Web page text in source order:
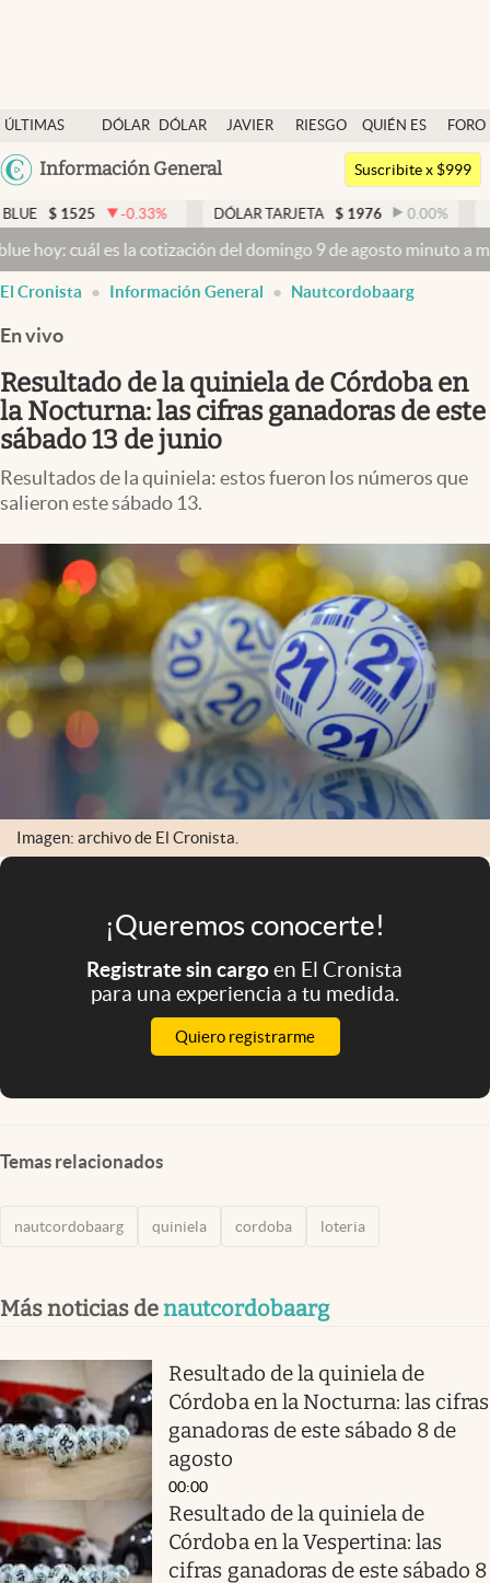
ÚLTIMAS
NOTICIAS
DÓLAR
DÓLAR
JAVIER
RIESGO
QUIÉN ES
QUIÉN
FORO
Argentina
México
Colombia
Información General
Dólar
Members
Economía y Política
Finanzas y Mercados
Mercados Online
Negocios
Columnistas
Otras secciones
Infotechnology
Clase
Clima
Mundial 2026
Eventos Corporativos
El Cronista Studio
abre en nueva pestaña
Suscribite x $999
-0.33% DÓLAR TARJETA $ 1976 0.00% DÓLAR MEP
es la cotización del domingo 9 de agosto minuto a minutoDólar
El Cronista Información General Nautcordobaarg
En vivo
Resultado de la quiniela de Córdoba en
la Nocturna: las cifras ganadoras de este
sábado 13 de junio
Resultados de la quiniela: estos fueron los números que
salieron este sábado 13.
Imagen: archivo de El Cronista.
¡Queremos conocerte!
Registrate sin cargoen El Cronista
para una experiencia a tu medida.
Quiero registrarme
Temas relacionados
nautcordobaarg quiniela cordoba loteria
Más noticias denautcordobaarg
Resultado de la quiniela de
Córdoba en la Nocturna: las cifras
ganadoras de este sábado 8 de
agosto
00:00
Resultado de la quiniela de
Córdoba en la Vespertina: las
cifras ganadoras de este sábado 8